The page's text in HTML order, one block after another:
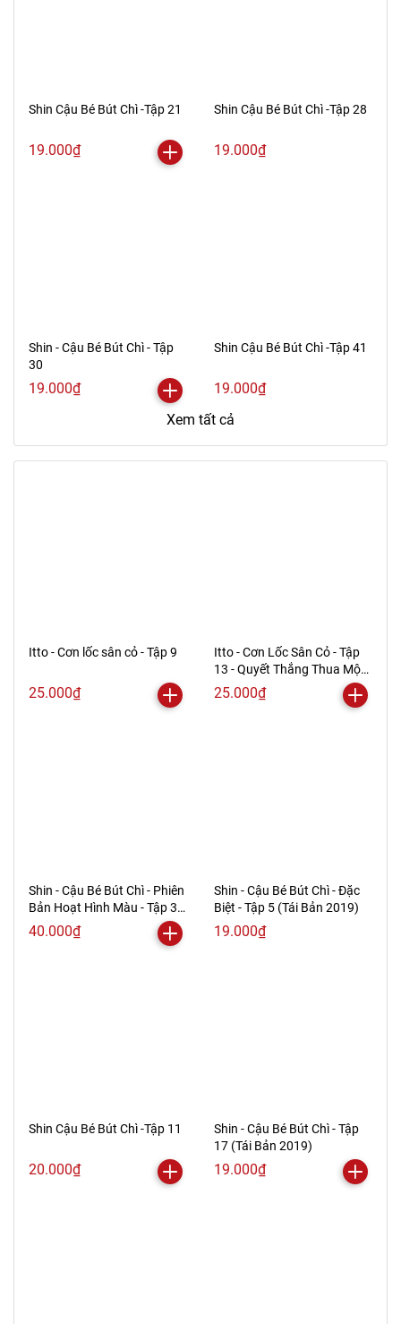
Shin Cậu Bé Bút Chì -Tập 21
19.000₫
Shin Cậu Bé Bút Chì -Tập 28
19.000₫
Shin - Cậu Bé Bút Chì - Tập
30
19.000₫
Shin Cậu Bé Bút Chì -Tập 41
19.000₫
Xem tất cả
Itto - Cơn lốc sân cỏ - Tập 9
25.000₫
Itto - Cơn Lốc Sân Cỏ - Tập
13 - Quyết Thắng Thua Một
Phen!! (Tái Bản 2024)
25.000₫
Shin - Cậu Bé Bút Chì - Phiên
Bản Hoạt Hình Màu - Tập 32
(Tái Bản 2019)
40.000₫
Shin - Cậu Bé Bút Chì - Đặc
Biệt - Tập 5 (Tái Bản 2019)
19.000₫
Shin Cậu Bé Bút Chì -Tập 11
20.000₫
Shin - Cậu Bé Bút Chì - Tập
17 (Tái Bản 2019)
19.000₫